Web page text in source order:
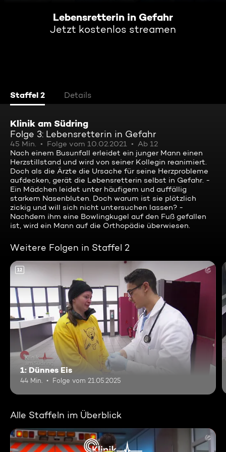
Lebensretterin in Gefahr
Jetzt kostenlos streamen
Staffel 2 Details
Klinik am Südring
Folge 3: Lebensretterin in Gefahr
45 Min. Folge vom 10.02.2021
Ab 12
Nach einem Busunfall erleidet ein junger Mann einen
Herzstillstand und wird von seiner Kollegin reanimiert.
Doch als die Ärzte die Ursache für seine Herzprobleme
aufdecken, gerät die Lebensretterin selbst in Gefahr. -
Ein Mädchen leidet unter häufigem und auffällig
starkem Nasenbluten. Doch warum ist sie plötzlich
zickig und will sich nicht untersuchen lassen? -
Nachdem ihm eine Bowlingkugel auf den Fuß gefallen
ist, wird ein Mann auf die Orthopädie überwiesen.
Weitere Folgen in Staffel 2
12
1: Dünnes Eis
44 Min. Folge vom 21.05.2025
Alle Staffeln im Überblick